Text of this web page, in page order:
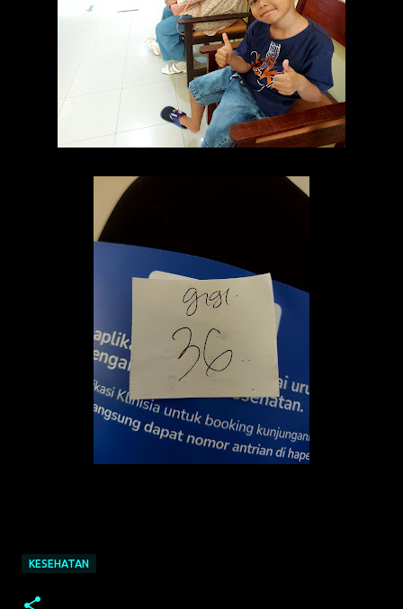
KESEHATAN